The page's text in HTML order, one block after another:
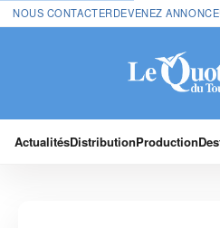
NOUS CONTACTERDEVENEZ
ActualitésDistributionProduction